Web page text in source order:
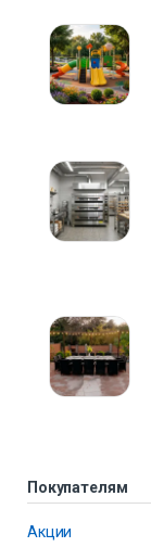
Покупателям
Акции